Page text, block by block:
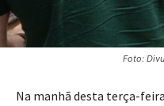
Foto:
Na manhã desta terça-